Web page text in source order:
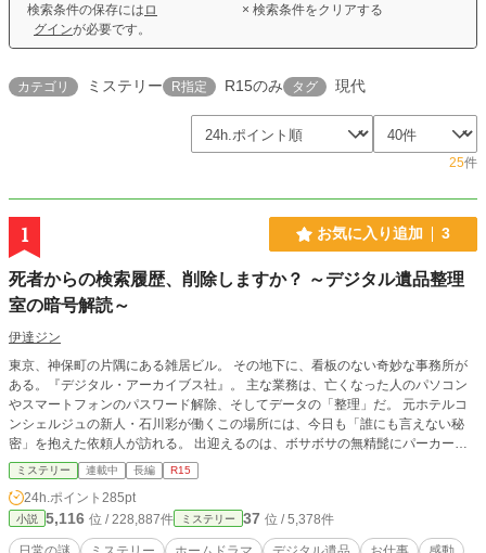
検索条件の保存には ロ
グインが必要です。
× 検索条件をクリアする
カテゴリ ミステリー R指定 R15のみ タグ 現代
25件
1 お気に入り追加 3
死者からの検索履歴、削除しますか？ ～デジタル遺品整理
室の暗号解読～
伊達ジン
東京、神保町の片隅にある雑居ビル。 その地下に、看板のない奇妙な事務所が
ある。『デジタル・アーカイブス社』。 主な業務は、亡くなった人のパソコン
やスマートフォンのパスワード解除、そしてデータの「整理」だ。 元ホテルコ
ンシェルジュの新人・石川彩が働くこの場所には、今日も「誰にも言えない秘
密」を抱えた依頼人が訪れる。 出迎えるのは、ボサボサの無精髭にパーカー
姿、しかし天才的なプロファイリング能力を持つ所長・阿部邦彦。 「死人に口
なし、データは嘘をつかない」 そう言い放つ彼は、残されたデバイスから、故
人の本当の想いを次々と暴いていく。 これは、デジタルデータに残された
「愛」と「真実」を探す物語。
ミステリー 連載中 長編 R15
24h.ポイント 285pt
小説 5,116 位 / 228,887件 ミステリー 37 位 / 5,378件